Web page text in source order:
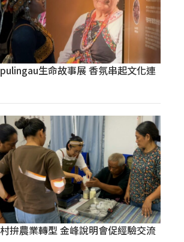
生命故事展 香氛串起文化連
拚農業轉型 金峰說明會促經驗交流